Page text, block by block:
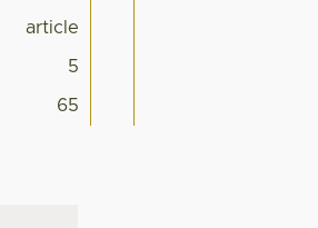
article
5
65